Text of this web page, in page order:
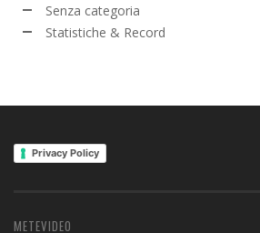
Senza categoria
Statistiche & Record
Privacy Policy
METEVIDEO